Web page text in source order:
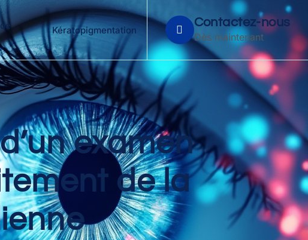
Kératopigmentation
Contactez-nous
Dès maintenant
examen
de la